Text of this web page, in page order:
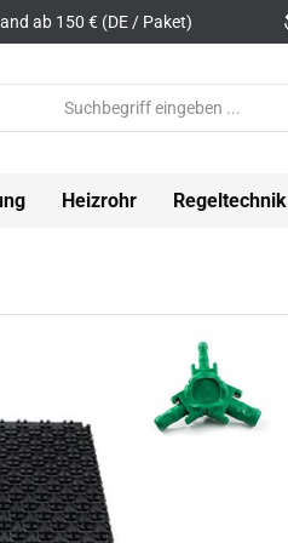
ab 150 € (DE / Paket)
Heizrohr Regeltechnik